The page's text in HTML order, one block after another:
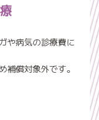
や病気の診療費に
補償対象外です。